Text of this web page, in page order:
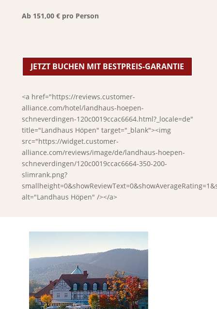
Ab 151,00 € pro Person
JETZT BUCHEN MIT BESTPREIS-GARANTIE
<a href="https://reviews.customer-
alliance.com/hotel/landhaus-hoepen-
schneverdingen-120c0019ccac6664.html?_locale=de"
title="Landhaus Höpen" target="_blank"><img
src="https://widget.customer-
alliance.com/reviews/image/de/landhaus-hoepen-
schneverdingen/120c0019ccac6664-350-200-
slimrank.png?
alt="Landhaus Höpen" /></a>